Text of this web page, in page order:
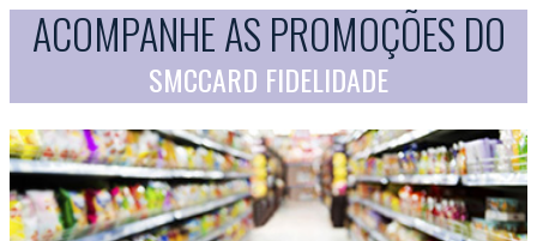
ACOMPANHE AS PROMOÇÕES DO
SMCCARD FIDELIDADE